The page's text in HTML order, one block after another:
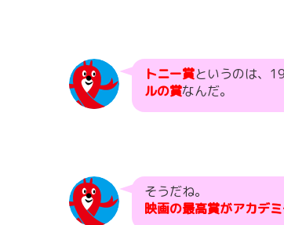
トニー賞というのは、
ルの賞なんだ。
そうだね。
映画の最高賞がアカデ